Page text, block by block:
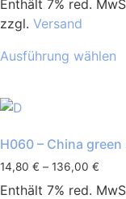
Enthält 7% red.
zzgl. Versand
Ausführung wählen
H060 – China
14,80 € – 136,00 €
Enthält 7% red.